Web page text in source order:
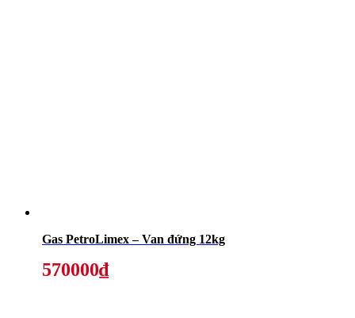
Gas PetroLimex – Van đứng 12kg
570000₫